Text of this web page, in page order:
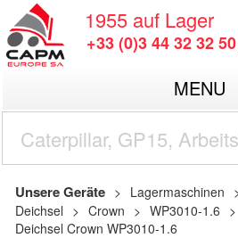
1955 auf Lager
+33 (0)3 44 32 32 50
MENU
Unsere Geräte Lagermaschinen
Deichsel
Crown WP3010-1.6
Deichsel Crown WP3010-1.6